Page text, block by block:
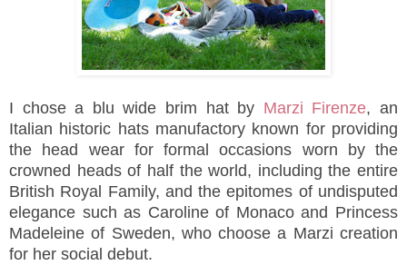
I chose a blu wide brim hat by Marzi Firenze, an
Italian historic hats manufactory known for providing
the head wear for formal occasions worn by the
crowned heads of half the world, including the entire
British Royal Family, and the epitomes of undisputed
elegance such as Caroline of Monaco and Princess
Madeleine of Sweden, who choose a Marzi creation
for her social debut.